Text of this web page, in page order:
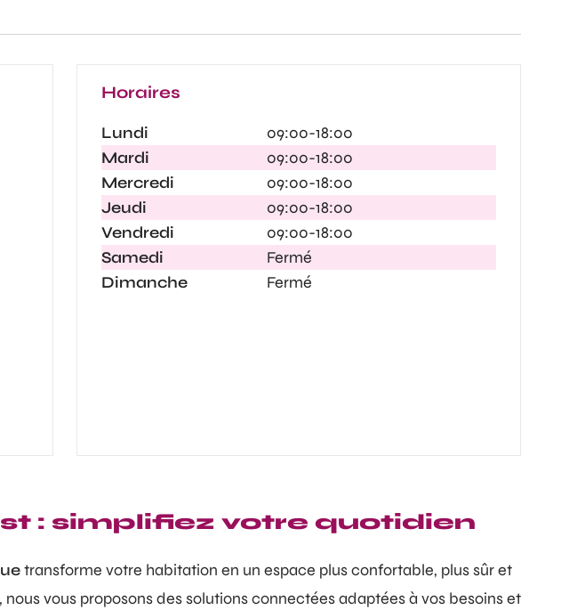
Horaires
Lundi
09:00-18:00
Mardi
09:00-18:00
Mercredi
09:00-18:00
Jeudi
09:00-18:00
Vendredi
09:00-18:00
Samedi
Fermé
Dimanche
Fermé
: simplifiez votre quotidien
transforme votre habitation en un espace plus confortable, plus sûr et
vous proposons des solutions connectées adaptées à vos besoins et